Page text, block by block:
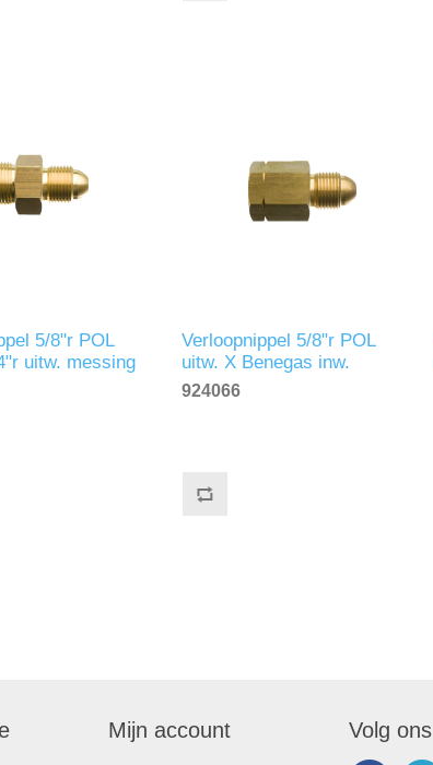
5/8"r POL
uitw. messing
Verloopnippel 5/8"r POL
uitw. X Benegas inw.
messing
924066
Mijn account Volg ons